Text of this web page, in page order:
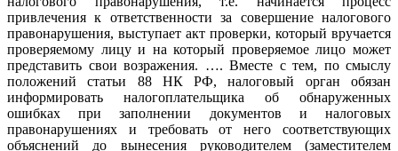
привлечения к ответственности за совершение налогового
правонарушения, выступает акт проверки, который вручается
проверяемому лицу и на который проверяемое лицо может
представить свои возражения. …. Вместе с тем, по смыслу
положений статьи 88 НК РФ, налоговый орган обязан
информировать налогоплательщика об обнаруженных
ошибках при заполнении документов и налоговых
правонарушениях и требовать от него соответствующих
объяснений до вынесения руководителем (заместителем